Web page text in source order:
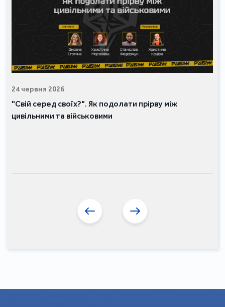
24 червня 2026
"Свій серед своїх?". Як подолати прірву між
цивільними та військовими